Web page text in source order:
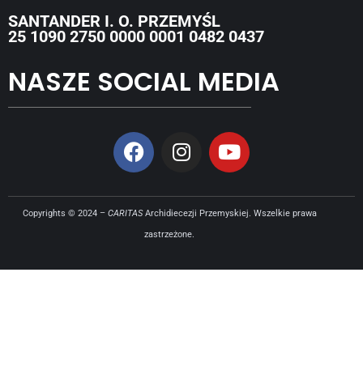
SANTANDER I. O. PRZEMYŚL
25 1090 2750 0000 0001 0482 0437
NASZE SOCIAL MEDIA
Copyrights © 2024 – CARITASArchidiecezji Przemyskiej. Wszelkie prawa
zastrzeżone.